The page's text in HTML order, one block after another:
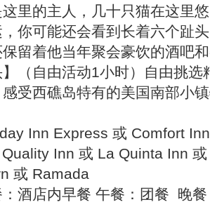
里的主人，几十只猫在这里
你可能还会看到长着六个趾
留着他当年聚会豪饮的酒吧
】（自由活动1小时）自由挑
受西礁岛特有的美国南部小
Inn Express 或 Comfort
Inn 或 La Quinta Inn
或 Ramada
酒店内早餐 午餐：团餐 晚